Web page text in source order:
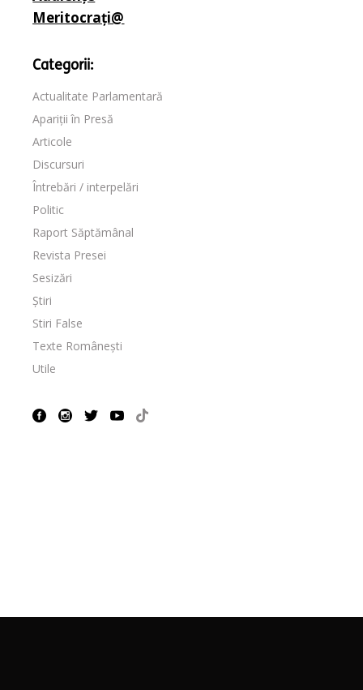
Meritocrați@
Categorii:
Actualitate Parlamentară
Apariții în Presă
Articole
Discursuri
Întrebări / interpelări
Politic
Raport Săptămânal
Revista Presei
Sesizări
Știri
Stiri False
Texte Românești
Utile